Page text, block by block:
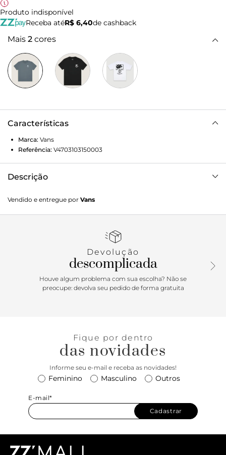
Produto indisponível
Receba atéR$ 6,40de cashback
Mais 2 cores
Características
Marca: Vans
Referência: V4703103150003
Descrição
homenageado nesta camiseta clássica de gola redonda. A
Camiseta Ss Circle Bones Stormy Weather combina
algodão respirável para manter você fresco. Ainda mais
homenageando o lançamento original do Sk8-Hi Old Skool.
Vendido e entregue por Vans
Devolução
descomplicada
Houve algum problema com sua escolha? Não se
preocupe: devolva seu pedido de forma gratuita
Fique por dentro
das novidades
Informe seu e-mail e receba as novidades!
Feminino Masculino Outros
E-mail*
Cadastrar